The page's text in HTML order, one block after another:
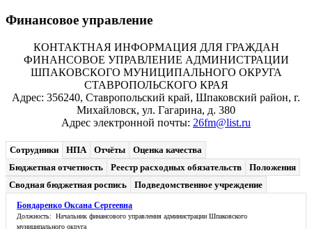
Финансовое управление
КОНТАКТНАЯ ИНФОРМАЦИЯ ДЛЯ ГРАЖДАН
ФИНАНСОВОЕ УПРАВЛЕНИЕ АДМИНИСТРАЦИИ
ШПАКОВСКОГО МУНИЦИПАЛЬНОГО ОКРУГА
СТАВРОПОЛЬСКОГО КРАЯ
Адрес: 356240, Ставропольский край, Шпаковский район, г.
Михайловск, ул. Гагарина, д. 380
Адрес электронной почты: 26fm@list.ru
Сотрудники НПА Отчёты
Оценка качества
Бюджетная отчетность
Реестр расходных обязательств
Положения
Сводная бюджетная роспись
Подведомственное учреждение
Бондаренко Оксана Сергеевна
Должность: Начальник финансового управления администрации Шпаковского
муниципального округа